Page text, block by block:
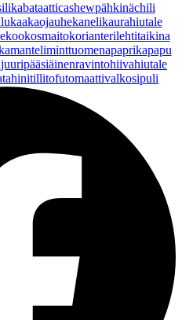
bataatticashewpähkinächili
kaakaojauhekanelikaurahiutale
kookosmaitokorianterilehtitaikina
manteliminttuomenapaprikapapu
pääsiäinenravintohiivahiutale
tahinitillitofutomaattivalkosipuli